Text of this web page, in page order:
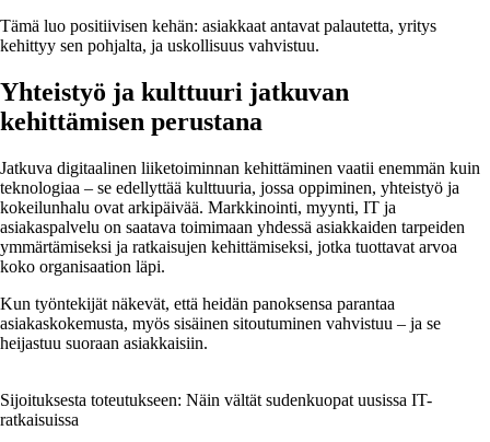
Tämä luo positiivisen kehän: asiakkaat antavat palautetta, yritys
kehittyy sen pohjalta, ja uskollisuus vahvistuu.
Yhteistyö ja kulttuuri jatkuvan
kehittämisen perustana
Jatkuva digitaalinen liiketoiminnan kehittäminen vaatii enemmän kuin
teknologiaa – se edellyttää kulttuuria, jossa oppiminen, yhteistyö ja
kokeilunhalu ovat arkipäivää. Markkinointi, myynti, IT ja
asiakaspalvelu on saatava toimimaan yhdessä asiakkaiden tarpeiden
ymmärtämiseksi ja ratkaisujen kehittämiseksi, jotka tuottavat arvoa
koko organisaation läpi.
Kun työntekijät näkevät, että heidän panoksensa parantaa
asiakaskokemusta, myös sisäinen sitoutuminen vahvistuu – ja se
heijastuu suoraan asiakkaisiin.
Sijoituksesta toteutukseen: Näin vältät sudenkuopat uusissa IT-
ratkaisuissa